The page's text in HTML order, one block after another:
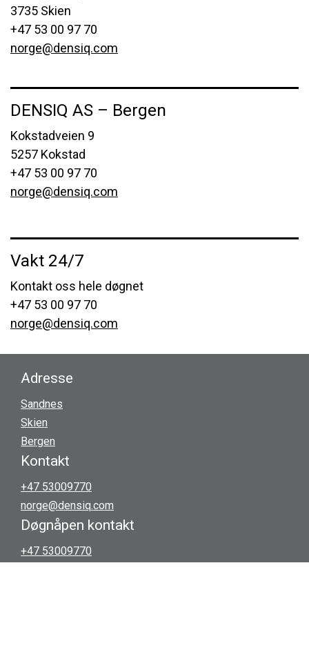
3735 Skien
+47 53 00 97 70
norge@densiq.com
DENSIQ AS – Bergen
Kokstadveien 9
5257 Kokstad
+47 53 00 97 70
norge@densiq.com
Vakt 24/7
Kontakt oss hele døgnet
+47 53 00 97 70
norge@densiq.com
Adresse
Sandnes
Skien
Bergen
Kontakt
+47 53009770
norge@densiq.com
Døgnåpen kontakt
+47 53009770